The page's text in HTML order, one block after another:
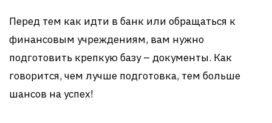
Перед тем как идти в банк или обращаться к
финансовым учреждениям, вам нужно
подготовить крепкую базу – документы. Как
говорится, чем лучше подготовка, тем больше
шансов на успех!